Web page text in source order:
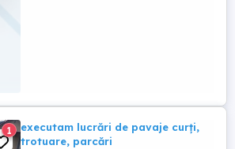
1
executam lucrări de pavaje curți,
trotuare, parcări